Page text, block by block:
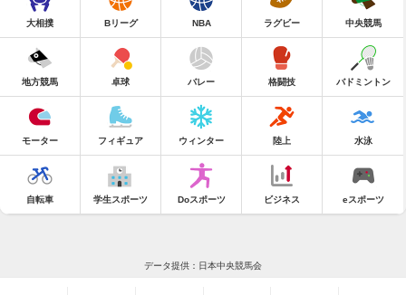
大相撲 Bリーグ NBA ラグビー 中央競馬
地方競馬 卓球 バレー 格闘技 バドミントン
モーター フィギュア ウィンター 陸上 水泳
自転車 学生スポーツ Doスポーツ ビジネス eスポーツ
データ提供：日本中央競馬会